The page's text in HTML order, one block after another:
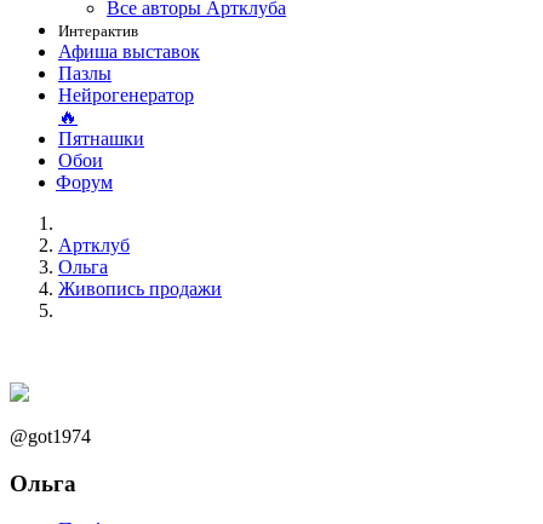
Все авторы Артклуба
Интерактив
Афиша выставок
Пазлы
Нейрогенератор
🔥
Пятнашки
Обои
Форум
Артклуб
Ольга
Живопись продажи
@got1974
Ольга